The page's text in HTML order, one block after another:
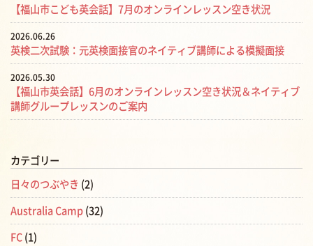
【福山市こども英会話】7月のオンラインレッスン空き状況
2026.06.26
英検二次試験：元英検面接官のネイティブ講師による模擬面接
2026.05.30
【福山市英会話】6月のオンラインレッスン空き状況＆ネイティブ
講師グループレッスンのご案内
カテゴリー
日々のつぶやき (2)
Australia Camp (32)
FC (1)